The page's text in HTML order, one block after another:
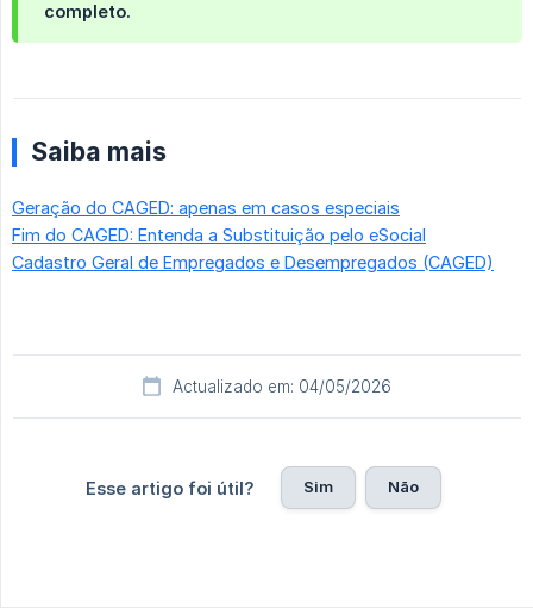
completo.
Saiba mais
Geração do CAGED: apenas em casos especiais
Fim do CAGED: Entenda a Substituição pelo eSocial
Cadastro Geral de Empregados e Desempregados (CAGED)
Actualizado em: 04/05/2026
Esse artigo foi útil? Sim Não